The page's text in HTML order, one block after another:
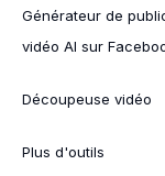
Générateur de
vidéo AI sur
Découpeuse vidéo
Plus d'outils